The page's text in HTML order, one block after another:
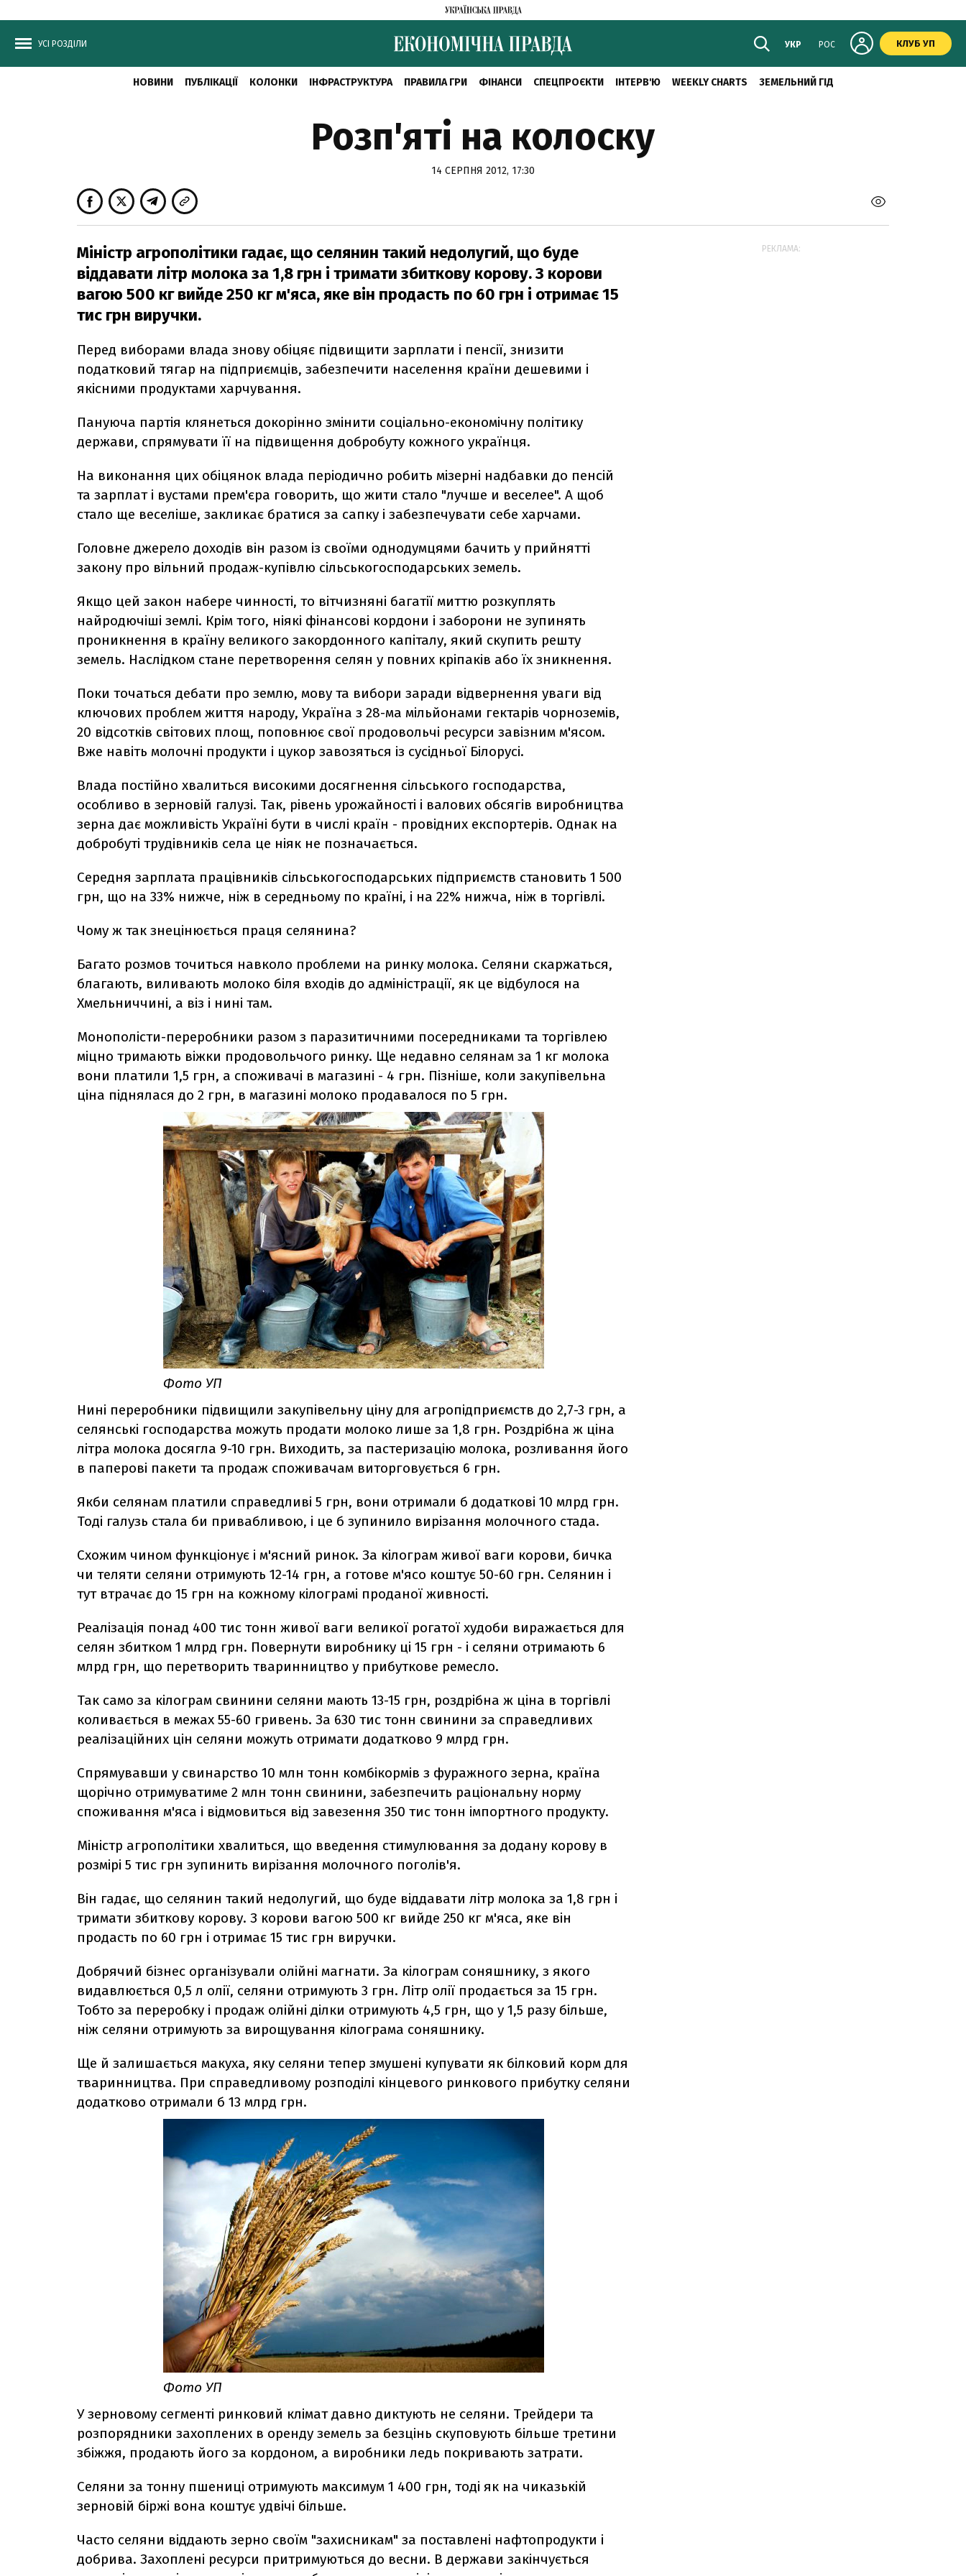
УСІ РОЗДІЛИ УКР РОС КЛУБ УП
НОВИНИ ПУБЛІКАЦІЇ КОЛОНКИ ІНФРАСТРУКТУРА ПРАВИЛА ГРИ ФІНАНСИ СПЕЦПРОЄКТИ ІНТЕРВ'Ю WEEKLY CHARTS ЗЕМЕЛЬНИЙ ГІД
Розп'яті на колоску
14 СЕРПНЯ 2012, 17:30
Міністр агрополітики гадає, що селянин такий недолугий, що буде
віддавати літр молока за 1,8 грн і тримати збиткову корову. З корови
вагою 500 кг вийде 250 кг м'яса, яке він продасть по 60 грн і отримає 15
тис грн виручки.
Перед виборами влада знову обіцяє підвищити зарплати і пенсії, знизити
податковий тягар на підприємців, забезпечити населення країни дешевими і
якісними продуктами харчування.
Пануюча партія клянеться докорінно змінити соціально-економічну політику
держави, спрямувати її на підвищення добробуту кожного українця.
На виконання цих обіцянок влада періодично робить мізерні надбавки до пенсій
та зарплат і вустами прем'єра говорить, що жити стало "лучше и веселее". А щоб
стало ще веселіше, закликає братися за сапку і забезпечувати себе харчами.
Головне джерело доходів він разом із своїми однодумцями бачить у прийнятті
закону про вільний продаж-купівлю сільськогосподарських земель.
Якщо цей закон набере чинності, то вітчизняні багатії миттю розкуплять
найродючіші землі. Крім того, ніякі фінансові кордони і заборони не зупинять
проникнення в країну великого закордонного капіталу, який скупить решту
земель. Наслідком стане перетворення селян у повних кріпаків або їх зникнення.
Поки точаться дебати про землю, мову та вибори заради відвернення уваги від
ключових проблем життя народу, Україна з 28-ма мільйонами гектарів чорноземів,
20 відсотків світових площ, поповнює свої продовольчі ресурси завізним м'ясом.
Вже навіть молочні продукти і цукор завозяться із сусідньої Білорусі.
Влада постійно хвалиться високими досягнення сільського господарства,
особливо в зерновій галузі. Так, рівень урожайності і валових обсягів виробництва
зерна дає можливість Україні бути в числі країн - провідних експортерів. Однак на
добробуті трудівників села це ніяк не позначається.
Середня зарплата працівників сільськогосподарських підприємств становить 1 500
грн, що на 33% нижче, ніж в середньому по країні, і на 22% нижча, ніж в торгівлі.
Чому ж так знецінюється праця селянина?
Багато розмов точиться навколо проблеми на ринку молока. Селяни скаржаться,
благають, виливають молоко біля входів до адміністрації, як це відбулося на
Хмельниччині, а віз і нині там.
Монополісти-переробники разом з паразитичними посередниками та торгівлею
міцно тримають віжки продовольчого ринку. Ще недавно селянам за 1 кг молока
вони платили 1,5 грн, а споживачі в магазині - 4 грн. Пізніше, коли закупівельна
ціна піднялася до 2 грн, в магазині молоко продавалося по 5 грн.
Фото УП
Нині переробники підвищили закупівельну ціну для агропідприємств до 2,7-3 грн, а
селянські господарства можуть продати молоко лише за 1,8 грн. Роздрібна ж ціна
літра молока досягла 9-10 грн. Виходить, за пастеризацію молока, розливання його
в паперові пакети та продаж споживачам виторговується 6 грн.
Якби селянам платили справедливі 5 грн, вони отримали б додаткові 10 млрд грн.
Тоді галузь стала би привабливою, і це б зупинило вирізання молочного стада.
Схожим чином функціонує і м'ясний ринок. За кілограм живої ваги корови, бичка
чи теляти селяни отримують 12-14 грн, а готове м'ясо коштує 50-60 грн. Селянин і
тут втрачає до 15 грн на кожному кілограмі проданої живності.
Реалізація понад 400 тис тонн живої ваги великої рогатої худоби виражається для
селян збитком 1 млрд грн. Повернути виробнику ці 15 грн - і селяни отримають 6
млрд грн, що перетворить тваринництво у прибуткове ремесло.
Так само за кілограм свинини селяни мають 13-15 грн, роздрібна ж ціна в торгівлі
коливається в межах 55-60 гривень. За 630 тис тонн свинини за справедливих
реалізаційних цін селяни можуть отримати додатково 9 млрд грн.
Спрямувавши у свинарство 10 млн тонн комбікормів з фуражного зерна, країна
щорічно отримуватиме 2 млн тонн свинини, забезпечить раціональну норму
споживання м'яса і відмовиться від завезення 350 тис тонн імпортного продукту.
Міністр агрополітики хвалиться, що введення стимулювання за додану корову в
розмірі 5 тис грн зупинить вирізання молочного поголів'я.
Він гадає, що селянин такий недолугий, що буде віддавати літр молока за 1,8 грн і
тримати збиткову корову. З корови вагою 500 кг вийде 250 кг м'яса, яке він
продасть по 60 грн і отримає 15 тис грн виручки.
Добрячий бізнес організували олійні магнати. За кілограм соняшнику, з якого
видавлюється 0,5 л олії, селяни отримують 3 грн. Літр олії продається за 15 грн.
Тобто за переробку і продаж олійні ділки отримують 4,5 грн, що у 1,5 разу більше,
ніж селяни отримують за вирощування кілограма соняшнику.
Ще й залишається макуха, яку селяни тепер змушені купувати як білковий корм для
тваринництва. При справедливому розподілі кінцевого ринкового прибутку селяни
додатково отримали б 13 млрд грн.
Фото УП
У зерновому сегменті ринковий клімат давно диктують не селяни. Трейдери та
розпорядники захоплених в оренду земель за безцінь скуповують більше третини
збіжжя, продають його за кордоном, а виробники ледь покривають затрати.
Селяни за тонну пшениці отримують максимум 1 400 грн, тоді як на чиказькій
зерновій біржі вона коштує удвічі більше.
Часто селяни віддають зерно своїм "захисникам" за поставлені нафтопродукти і
добрива. Захоплені ресурси притримуються до весни. В держави закінчується
РЕКЛАМА: